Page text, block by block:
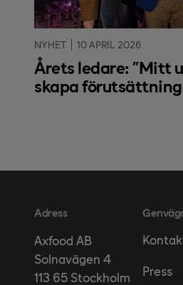
NYHET 10 APRIL 2026
Årets ledare: "Mitt
skapa
Adress
Axfood AB
Solnavägen 4
113 65 Stockholm
Press